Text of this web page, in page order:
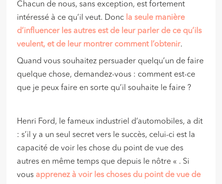
Chacun de nous, sans exception, est fortement
intéressé à ce qu’il veut. Donc la seule manière
d’influencer les autres est de leur parler de ce qu’ils
veulent, et de leur montrer comment l’obtenir.
Quand vous souhaitez persuader quelqu’un de faire
quelque chose, demandez-vous : comment est-ce
que je peux faire en sorte qu’il souhaite le faire ?
Henri Ford, le fameux industriel d’automobiles, a dit
: s’il y a un seul secret vers le succès, celui-ci est la
capacité de voir les chose du point de vue des
autres en même temps que depuis le nôtre « . Si
vous apprenez à voir les choses du point de vue de